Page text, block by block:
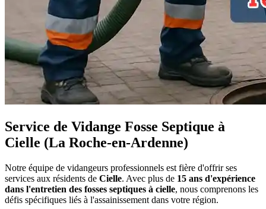
Service de Vidange Fosse Septique à
Cielle (La Roche-en-Ardenne)
Notre équipe de vidangeurs professionnels est fière d'offrir ses
services aux résidents de Cielle. Avec plus de 15 ans d'expérience
dans l'entretien des fosses septiques à cielle, nous comprenons les
défis spécifiques liés à l'assainissement dans votre région.